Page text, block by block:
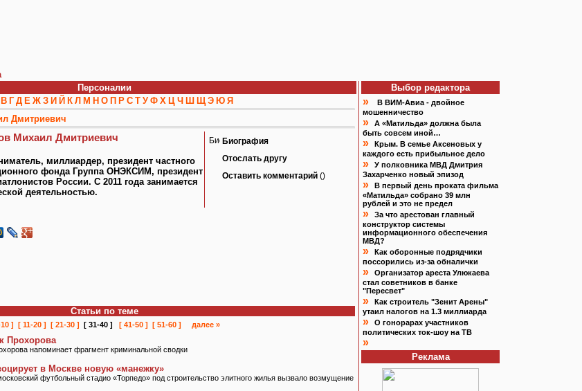
Персоналии
В Г Д Е Ж З И Й К Л М Н О П Р С Т У Ф Х Ц Ч Ш Щ Э Ю Я
Дмитриевич
Михаил Дмитриевич
миллиардер, президент частного
фонда Группа ОНЭКСИМ, президент
России. С 2011 года занимается
деятельностью.
Биография
Отослать другу
Оставить комментарий ()
Статьи по теме
] [ 11-20 ] [ 21-30 ] [ 31-40 ] [ 41-50 ] [ 51-60 ]
далее »
Прохорова
напоминает фрагмент криминальной сводки
в Москве новую «манежку»
футбольный стадио «Торпедо» под строительство элитного жилья вызвало возмущение
Выбор редактора
»
В ВИМ-Авиа - двойное
мошенничество
»
А «Матильда» должна была
быть совсем иной…
»
Крым. В семье Аксеновых у
каждого есть прибыльное дело
»
У полковника МВД Дмитрия
Захарченко новый эпизод
»
В первый день проката фильма
«Матильда» собрано 39 млн
рублей и это не предел
»
За что арестован главный
конструктор системы
информационного обеспечения
МВД?
»
Как оборонные подрядчики
поссорились из-за обналички
»
Организатор ареста Улюкаева
стал советников в банке
"Пересвет"
»
Как строитель "Зенит Арены"
утаил налогов на 1.3 миллиарда
»
О гонорарах участников
политических ток-шоу на ТВ
»
Реклама